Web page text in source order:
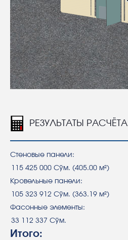
РЕЗУЛЬТАТЫ РАСЧЁТА
Стеновые панели:
Кровельные панели:
Фасонные элементы:
Итого: